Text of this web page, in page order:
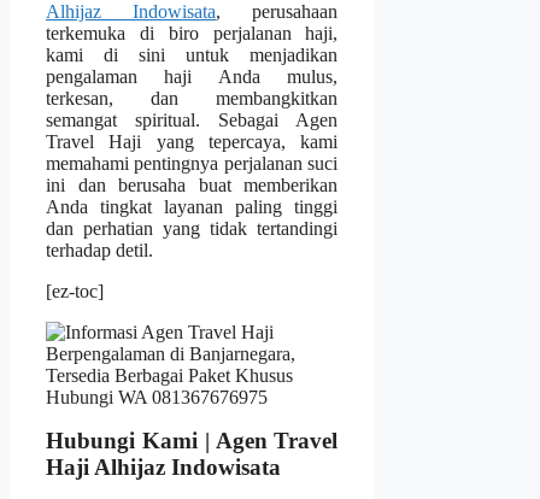
Alhijaz Indowisata, perusahaan
terkemuka di biro perjalanan haji,
kami di sini untuk menjadikan
pengalaman haji Anda mulus,
terkesan, dan membangkitkan
semangat spiritual. Sebagai Agen
Travel Haji yang tepercaya, kami
memahami pentingnya perjalanan suci
ini dan berusaha buat memberikan
Anda tingkat layanan paling tinggi
dan perhatian yang tidak tertandingi
terhadap detil.
[ez-toc]
Hubungi Kami | Agen Travel
Haji Alhijaz Indowisata